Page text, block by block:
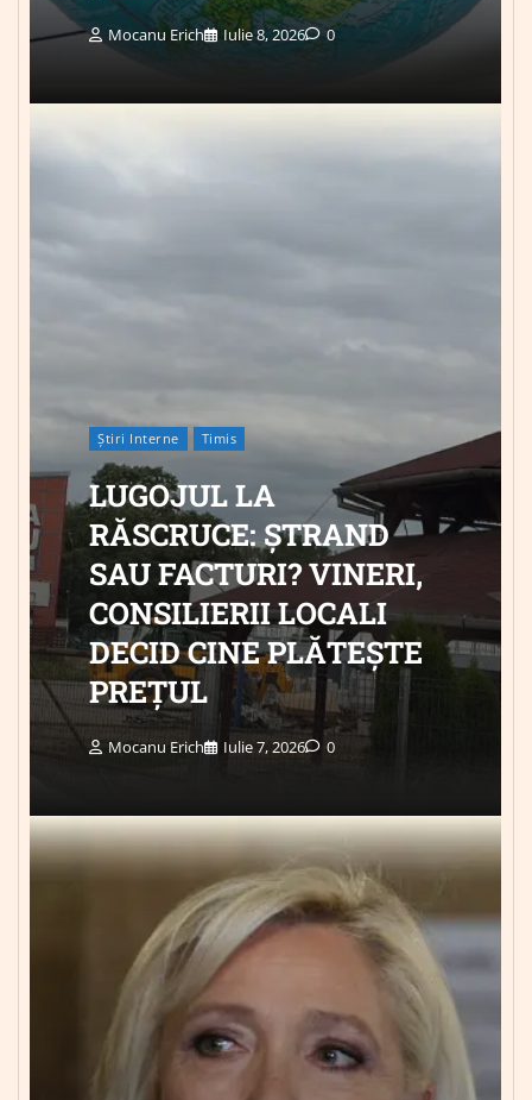
Mocanu Erich Iulie 8, 2026 0
Știri Interne Timis
LUGOJUL LA
RĂSCRUCE: ȘTRAND
SAU FACTURI? VINERI,
CONSILIERII LOCALI
DECID CINE PLĂTEȘTE
PREȚUL
Mocanu Erich Iulie 7, 2026 0